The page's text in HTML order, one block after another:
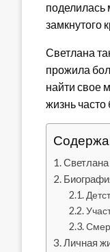
поделилась
замкнутого
Светлана
прожила
найти свое
жизнь
Личная